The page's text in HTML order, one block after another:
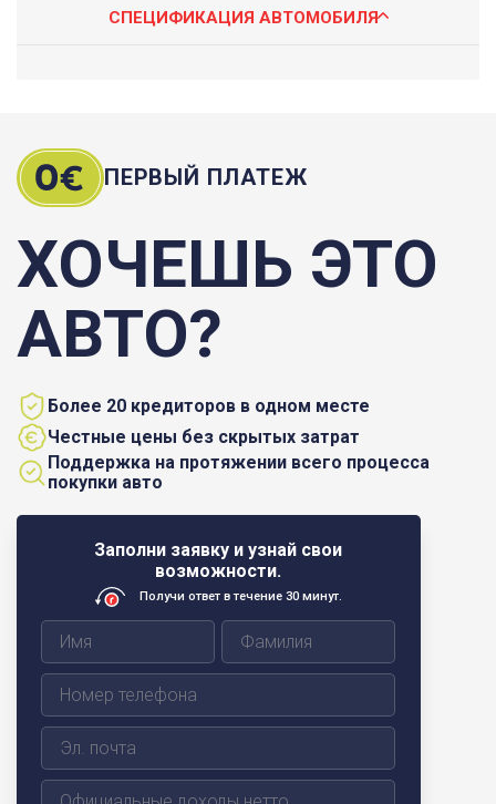
СПЕЦИФИКАЦИЯ АВТОМОБИЛЯ
Заполни заявку и узнай свои
возможности.
Получи ответ в течение 30 минут.
ПЕРВЫЙ ПЛАТЕЖ
ХОЧЕШЬ ЭТО
АВТО?
Более 20 кредиторов в одном месте
Честные цены без скрытых затрат
Поддержка на протяжении всего процесса
покупки авто